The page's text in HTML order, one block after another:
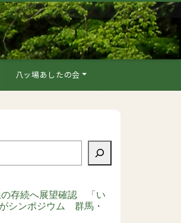
八ッ場あしたの会
の存続へ展望確認 「い
シンポジウム 群馬・